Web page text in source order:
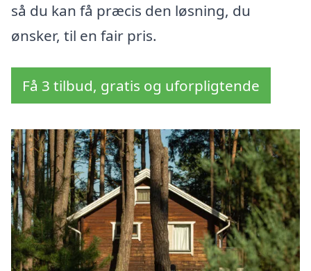
så du kan få præcis den løsning, du
ønsker, til en fair pris.
Få 3 tilbud, gratis og uforpligtende